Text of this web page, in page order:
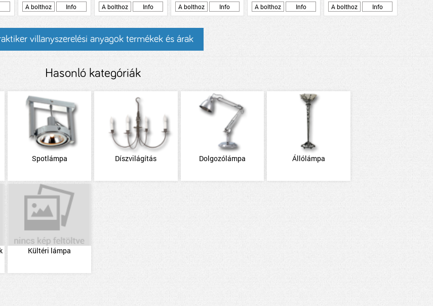
A bolthoz
Info
A bolthoz
Info
A bolthoz
Info
A bolthoz
Info
A bolthoz
Info
villanyszerelési anyagok termékek és árak
Hasonló kategóriák
Spotlámpa Díszvilágítás Dolgozólámpa Állólámpa
Kültéri lámpa